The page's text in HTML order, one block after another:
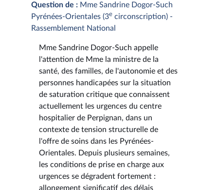
Question de : Mme Sandrine Dogor-Such
Pyrénées-Orientales (3e circonscription) -
Rassemblement National
Mme Sandrine Dogor-Such appelle
l'attention de Mme la ministre de la
santé, des familles, de l'autonomie et des
personnes handicapées sur la situation
de saturation critique que connaissent
actuellement les urgences du centre
hospitalier de Perpignan, dans un
contexte de tension structurelle de
l'offre de soins dans les Pyrénées-
Orientales. Depuis plusieurs semaines,
les conditions de prise en charge aux
urgences se dégradent fortement :
allongement significatif des délais